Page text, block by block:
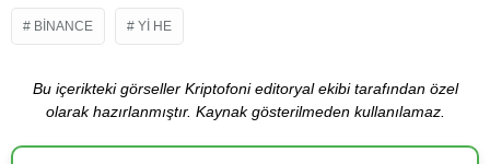
BINANCE YI HE
Bu içerikteki görseller Kriptofoni editoryal ekibi tarafından özel
olarak hazırlanmıştır. Kaynak gösterilmeden kullanılamaz.